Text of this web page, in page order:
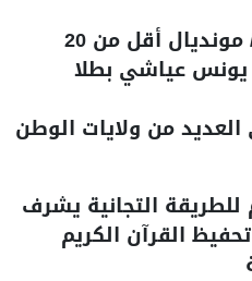
ألعاب القوى/ مونديال أقل من 20
يونس عياشي بطلا
من ولايات الوطن
للطريقة التجانية يشرف
القرآن الكريم